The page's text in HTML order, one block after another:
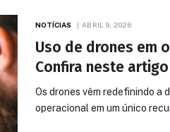
NOTÍCIAS ABRIL 9, 2026
Uso de drones em
Confira neste artigo
Os drones vêm redefinindo a
operacional em um único